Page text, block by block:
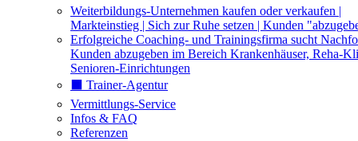
Weiterbildungs-Unternehmen kaufen oder verkaufen |
Markteinstieg | Sich zur Ruhe setzen | Kunden
Erfolgreiche Coaching- und Trainingsfirma sucht
Kunden abzugeben im Bereich Krankenhäuser, Reha-
Senioren-Einrichtungen
⬛️ Trainer-Agentur
Vermittlungs-Service
Infos & FAQ
Referenzen